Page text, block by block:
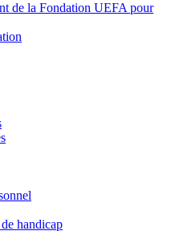
de la Fondation UEFA pour
handicap